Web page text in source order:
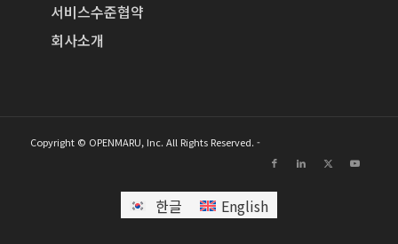
서비스수준협약
회사소개
Copyright © OPENMARU, Inc. All Rights Reserved. -
한글 English